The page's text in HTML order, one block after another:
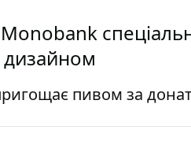
дизайном
пивом за